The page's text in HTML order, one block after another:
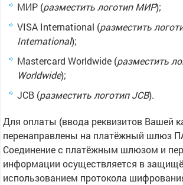
МИР (разместить логотип МИР);
VISA International (разместить
International);
Mastercard Worldwide (разместить
Worldwide);
JCB (разместить логотип JCB).
Для оплаты (ввода реквизитов Вашей
перенаправлены на платёжный шлюз
Соединение с платёжным шлюзом и
информации осуществляется в
использованием протокола